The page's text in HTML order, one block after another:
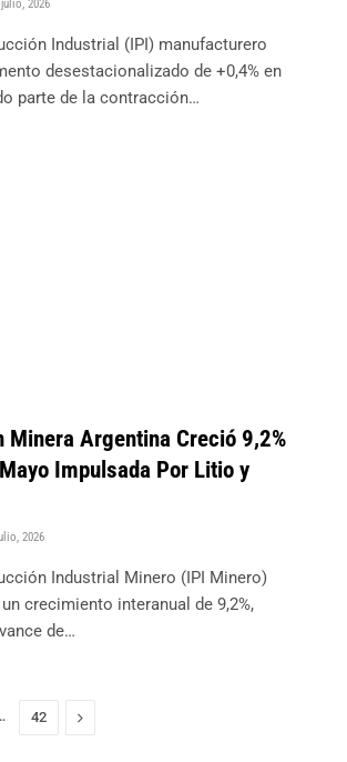
julio, 2026
Industrial (IPI) manufacturero
desestacionalizado de +0,4% en
parte de la contracción…
Minera Argentina Creció 9,2%
Impulsada Por Litio y
2026
Industrial Minero (IPI Minero)
crecimiento interanual de 9,2%,
de…
42 Next